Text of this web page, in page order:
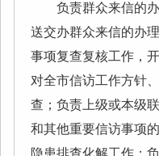
负责群众来信的办
送交办群众来信的办
事项复查复核工作，
对全市信访工作方针
查；负责上级或本级
和其他重要信访事项
隐患排查化解工作；